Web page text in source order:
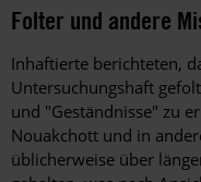
Folter und andere
Inhaftierte berichteten,
Untersuchungshaft
und "Geständnisse" zu
Nouakchott und in
üblicherweise über